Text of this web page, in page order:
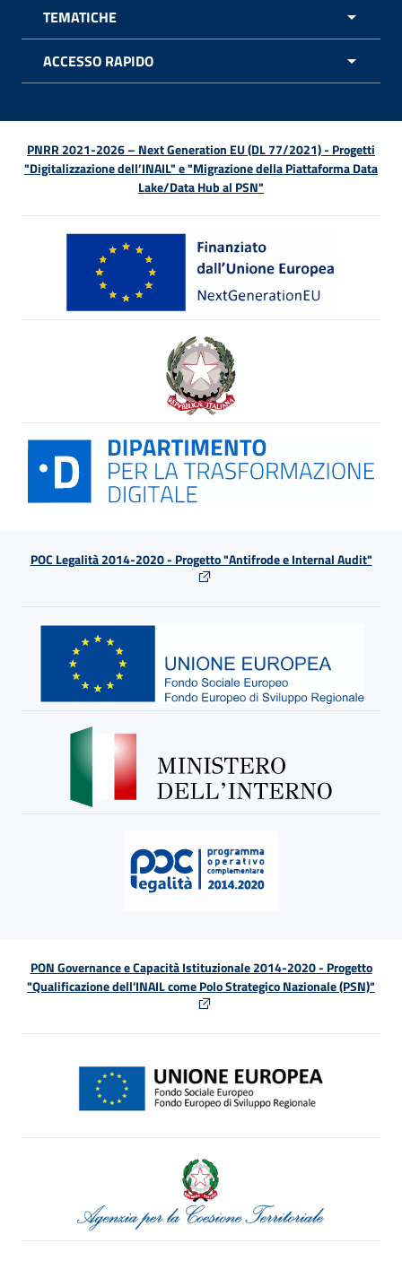
TEMATICHE
ACCESSO RAPIDO
PNRR 2021-2026 – Next Generation EU (DL 77/2021) - Progetti
"Digitalizzazione dell’INAIL" e "Migrazione della Piattaforma Data
Lake/Data Hub al PSN"
POC Legalità 2014-2020 - Progetto "Antifrode e Internal Audit"
PON Governance e Capacità Istituzionale 2014-2020 - Progetto
"Qualificazione dell'INAIL come Polo Strategico Nazionale (PSN)"